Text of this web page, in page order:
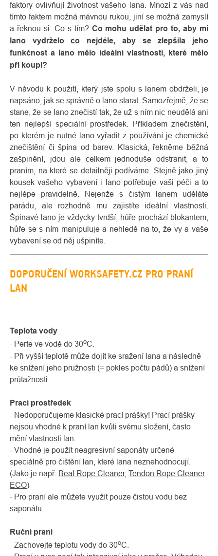
faktory ovlivňují životnost vašeho lana. Mnozí z vás nad
tímto faktem možná mávnou rukou, jiní se možná zamyslí
a řeknou si: Co s tím? Co mohu udělat pro to, aby mi
lano vydrželo co nejdéle, aby se zlepšila jeho
funkčnost a lano mělo ideální vlastnosti, které mělo
při koupi?
V návodu k použití, který jste spolu s lanem obdrželi, je
napsáno, jak se správně o lano starat. Samozřejmě, že se
stane, že se lano znečistí tak, že už s ním nic neudělá ani
ten nejlepší speciální prostředek. Příkladem znečistění,
po kterém je nutné lano vyřadit z používání je chemické
znečištění či špína od barev. Klasická, řekněme běžná
zašpinění, jdou ale celkem jednoduše odstranit, a to
praním, na které se detailněji podíváme. Stejně jako jiný
kousek vašeho vybavení i lano potřebuje vaši péči a to
nejlépe pravidelně. Nejenže s čistým lanem uděláte
parádu, ale rozhodně mu zajistíte ideální vlastnosti.
Špinavé lano je vždycky tvrdší, hůře prochází blokantem,
hůře se s ním manipuluje a nehledě na to, že vy a vaše
vybavení se od něj ušpiníte.
DOPORUČENÍ WORKSAFETY.CZ PRO PRANÍ
LAN
Teplota vody
- Perte ve vodě do 30oC.
- Při vyšší teplotě může dojít ke sražení lana a následně
ke snížení jeho pružnosti (= pokles počtu pádů) a snížení
průtažnosti.
Prací prostředek
- Nedoporučujeme klasické prací prášky! Prací prášky
nejsou vhodné k praní lan kvůli svému složení, často
mění vlastnosti lan.
- Vhodné je použít neagresivní saponáty určené
speciálně pro čištění lan, které lana neznehodnocují.
(Jako je např. Beal Rope Cleaner, Tendon Rope Cleaner
ECO)
- Pro praní ale můžete využít pouze čistou vodu bez
saponátu.
Ruční praní
- Zachovejte teplotu vody do 30oC.